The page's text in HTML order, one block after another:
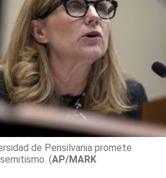
de Pensilvania promete
(AP/MARK